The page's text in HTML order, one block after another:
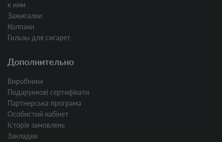
к ним
Зажигалки
Колпаки
Гильзы для сигарет
Дополнительно
Виробники
Подарункові сертифікати
Партнерська програма
Особистий кабінет
Історія замовлень
Закладки